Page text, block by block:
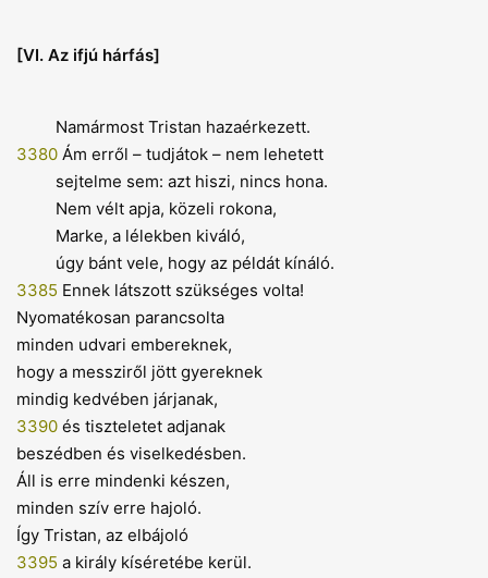
[VI. Az ifjú hárfás]
Namármost Tristan hazaérkezett.
3380 Ám erről – tudjátok – nem lehetett
sejtelme sem: azt hiszi, nincs hona.
Nem vélt apja, közeli rokona,
Marke, a lélekben kiváló,
úgy bánt vele, hogy az példát kínáló.
3385 Ennek látszott szükséges volta!
Nyomatékosan parancsolta
minden udvari embereknek,
hogy a messziről jött gyereknek
mindig kedvében járjanak,
3390 és tiszteletet adjanak
beszédben és viselkedésben.
Áll is erre mindenki készen,
minden szív erre hajoló.
Így Tristan, az elbájoló
3395 a király kíséretébe kerül.